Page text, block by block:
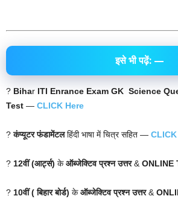
इसे भी पढ़ें: —
? Bihar ITI Enrance Exam GK Science
Test — CLICK Here
?कंप्यूटर फंडामेंटलहिंदी भाषा में चित्र सहित —
? 12वीं (आर्ट्स) केऑब्जेक्टिव प्रश्न उत्तर&ONLINE
? 10वीं ( बिहार बोर्ड) केऑब्जेक्टिव प्रश्न उत्तर&